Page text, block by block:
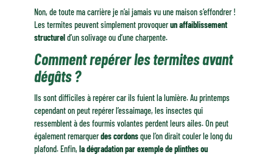
Non, de toute ma carrière je n’ai jamais vu une maison s’effondrer !
Les termites peuvent simplement provoquerun affaiblissement
structureld’un solivage ou d’une charpente.
Comment repérer les termites avant
dégâts ?
Ils sont difficiles à repérer car ils fuient la lumière. Au printemps
cependant on peut repérer l’essaimage, les insectes qui
ressemblent à des fourmis volantes perdent leurs ailes. On peut
également remarquerdes cordonsque l’on dirait couler le long du
plafond. Enfin, la dégradation par exemple de plinthes ou